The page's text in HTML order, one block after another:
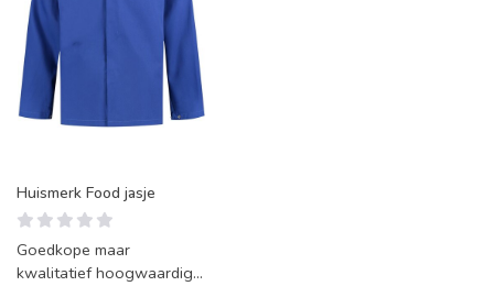
Huismerk Food jasje
Goedkope maar
kwalitatief hoogwaardige